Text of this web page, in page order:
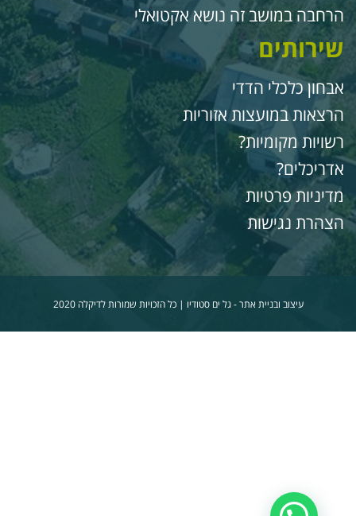
במושב זה נושא אקטואלי
כלכלי הדדי
במועצות אזוריות
מקומיות?
פרטיות
נגישות
עיצוב ובניית אתר -גל ים סטודיו| כל הזכויות שמורות לדיקלה 2020